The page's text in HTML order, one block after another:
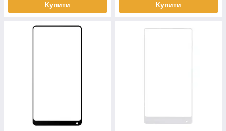
Купити Купити